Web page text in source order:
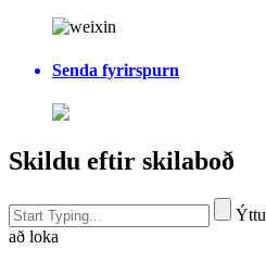
Senda fyrirspurn
Skildu eftir skilaboð
að loka